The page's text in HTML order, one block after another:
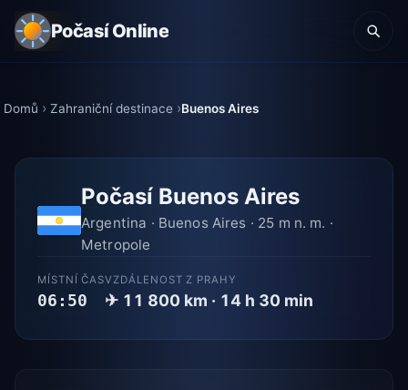
Počasí Online
Domů Zahraniční destinace Buenos Aires
Počasí Buenos Aires
Argentina · Buenos Aires · 25 m n. m. ·
Metropole
MÍSTNÍ ČAS
06:50
VZDÁLENOST Z PRAHY
✈ 11 800 km · 14 h 30 min